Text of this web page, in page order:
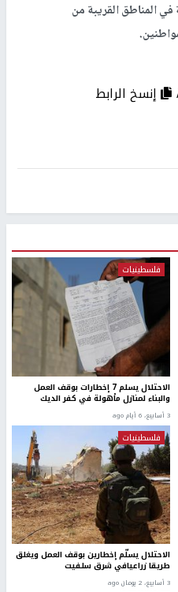
المناطق القريبة من
إنسخ الرابط
فلسطينيات
الاحتلال يسلم 7 إخطارات بوقف العمل
والبناء لمنازل مأهولة في كفر الديك
3 أسابيع، 6 أيام ago
فلسطينيات
الاحتلال يسلّم إخطارين بوقف العمل ويغلق
طريقا زراعيافي شرق سلفيت
3 أسابيع، 2 يومان ago